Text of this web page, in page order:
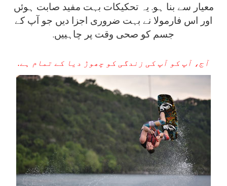
معیار سے بنا ہو. یہ تحکیکات بہت مفید صابت ہوئں
اور اس فارمولا نے بہت ضروری اجزا دیں جو آپ کے
جسم کو صحی وقت پر چاہییں.
آج، آپ کو آپ کی زندگی کو چھوڑ دیا کے تمام ہے.